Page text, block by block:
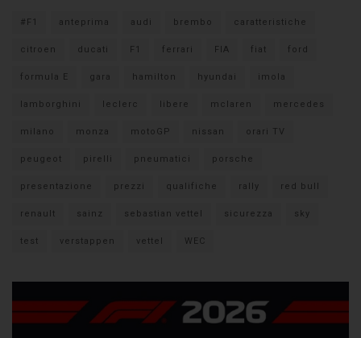
#F1 anteprima audi brembo caratteristiche
citroen ducati F1 ferrari FIA fiat ford
formula E gara hamilton hyundai imola
lamborghini leclerc libere mclaren mercedes
milano monza motoGP nissan orari TV
peugeot pirelli pneumatici porsche
presentazione prezzi qualifiche rally red bull
renault sainz sebastian vettel sicurezza sky
test verstappen vettel WEC